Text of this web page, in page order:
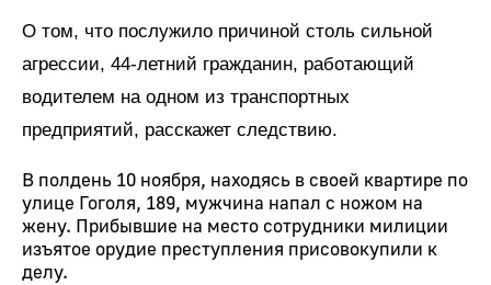
О том, что послужило причиной столь сильной
агрессии, 44-летний гражданин, работающий
водителем на одном из транспортных
предприятий, расскажет следствию.
В полдень 10 ноября, находясь в своей квартире по
улице Гоголя, 189, мужчина напал с ножом на
жену. Прибывшие на место сотрудники милиции
изъятое орудие преступления присовокупили к
делу.